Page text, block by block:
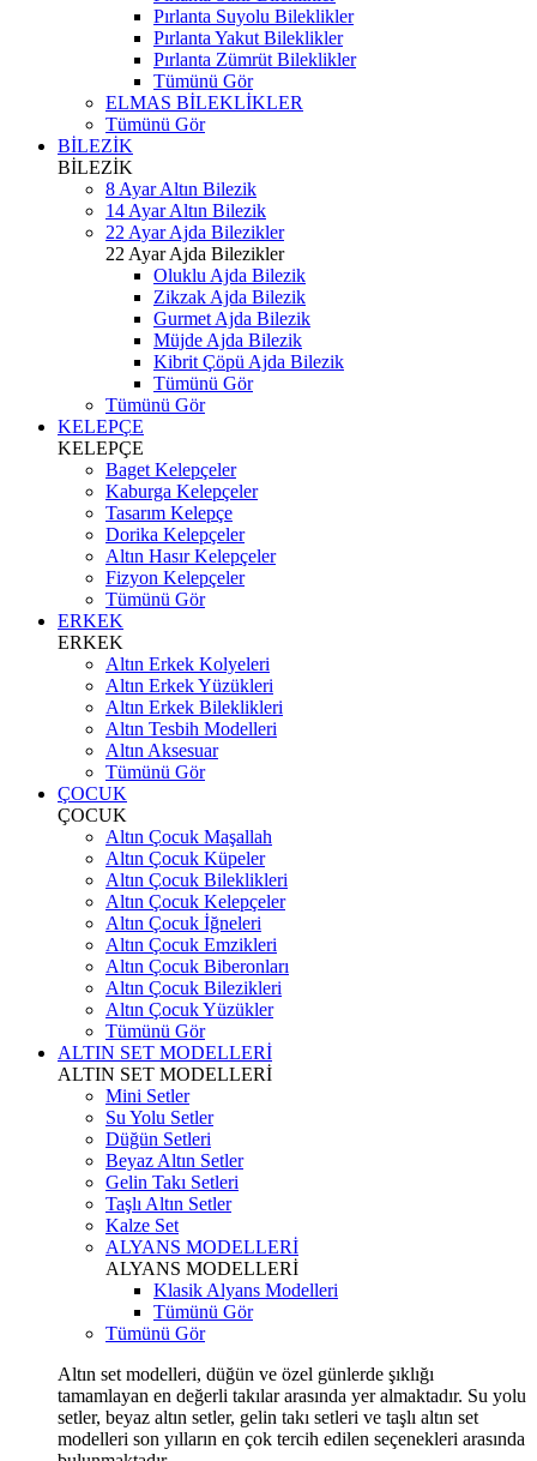
Pırlanta Suyolu Bileklikler
Pırlanta Yakut Bileklikler
Pırlanta Zümrüt Bileklikler
Tümünü Gör
ELMAS BİLEKLİKLER
Tümünü Gör
BİLEZİK
BİLEZİK
8 Ayar Altın Bilezik
14 Ayar Altın Bilezik
22 Ayar Ajda Bilezikler
22 Ayar Ajda Bilezikler
Oluklu Ajda Bilezik
Zikzak Ajda Bilezik
Gurmet Ajda Bilezik
Müjde Ajda Bilezik
Kibrit Çöpü Ajda Bilezik
Tümünü Gör
Tümünü Gör
KELEPÇE
KELEPÇE
Baget Kelepçeler
Kaburga Kelepçeler
Tasarım Kelepçe
Dorika Kelepçeler
Altın Hasır Kelepçeler
Fizyon Kelepçeler
Tümünü Gör
ERKEK
ERKEK
Altın Erkek Kolyeleri
Altın Erkek Yüzükleri
Altın Erkek Bileklikleri
Altın Tesbih Modelleri
Altın Aksesuar
Tümünü Gör
ÇOCUK
ÇOCUK
Altın Çocuk Maşallah
Altın Çocuk Küpeler
Altın Çocuk Bileklikleri
Altın Çocuk Kelepçeler
Altın Çocuk İğneleri
Altın Çocuk Emzikleri
Altın Çocuk Biberonları
Altın Çocuk Bilezikleri
Altın Çocuk Yüzükler
Tümünü Gör
ALTIN SET MODELLERİ
ALTIN SET MODELLERİ
Mini Setler
Su Yolu Setler
Düğün Setleri
Beyaz Altın Setler
Gelin Takı Setleri
Taşlı Altın Setler
Kalze Set
ALYANS MODELLERİ
ALYANS MODELLERİ
Klasik Alyans Modelleri
Tümünü Gör
Tümünü Gör
Altın set modelleri, düğün ve özel günlerde şıklığı
tamamlayan en değerli takılar arasında yer almaktadır. Su yolu
setler, beyaz altın setler, gelin takı setleri ve taşlı altın set
modelleri son yılların en çok tercih edilen seçenekleri arasında